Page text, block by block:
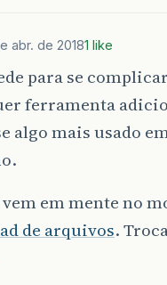
abr. de 20181 like
para se
ferramenta
algo mais usado
vem em mente no
de arquivos.